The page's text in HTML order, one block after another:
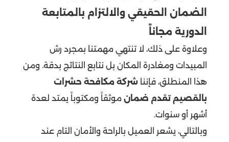
الضمان الحقيقي والالتزام بالمتابعة
الدورية مجاناً
وعلاوة على ذلك، لا تنتهي مهمتنا بمجرد رش
المبيدات ومغادرة المكان بل نتابع النتائج بدقة. ومن
هذا المنطلق، فإننا شركة مكافحة حشرات
بالقصيم تقدم ضمان موثقاً ومكتوباً يمتد لعدة
أشهر أو سنوات.
وبالتالي، يشعر العميل بالراحة والأمان التام عند